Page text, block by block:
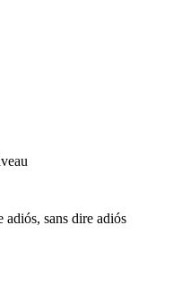
adiós, sans dire adiós